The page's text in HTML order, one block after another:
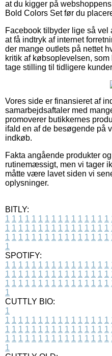
at du kigger på
Bold Colors Set før du
Facebook tilbyder lige så
at få indtryk af internet
der mange outlets på nettet
kritik af købsoplevelsen,
tage stilling til tidligere
Vores side er finansieret af
samarbejdsaftaler med
promoverer butikkernes
ifald en af de besøgende på
indkøb.
Fakta angående produkter
rutinemæssigt, men vi tager
måtte være lavet siden vi
oplysninger.
BITLY:
1 1 1 1 1 1 1 1 1 1 1 1 1 1 1 1
1 1 1 1 1 1 1 1 1 1 1 1 1 1 1 1
1 1 1 1 1 1 1 1 1 1 1 1 1 1 1 1
1
SPOTIFY:
1 1 1 1 1 1 1 1 1 1 1 1 1 1 1 1
1 1 1 1 1 1 1 1 1 1 1 1 1 1 1 1
1 1 1 1 1 1 1 1 1 1 1 1 1 1 1 1
1
CUTTLY BIO:
1
1 1 1 1 1 1 1 1 1 1 1 1 1 1 1 1
1 1 1 1 1 1 1 1 1 1 1 1 1 1 1 1
1 1 1 1 1 1 1 1 1 1 1 1 1 1 1 1
1